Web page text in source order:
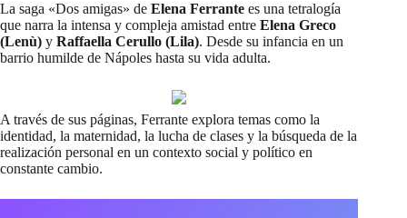
La saga «Dos amigas» de Elena Ferrante es una tetralogía
que narra la intensa y compleja amistad entre Elena Greco
(Lenù) y Raffaella Cerullo (Lila). Desde su infancia en un
barrio humilde de Nápoles hasta su vida adulta.
A través de sus páginas, Ferrante explora temas como la
identidad, la maternidad, la lucha de clases y la búsqueda de la
realización personal en un contexto social y político en
constante cambio.